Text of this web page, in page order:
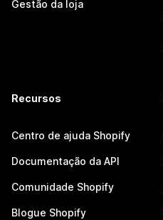
Gestão da loja
Recursos
Centro de ajuda Shopify
Documentação da API
Comunidade Shopify
Blogue Shopify